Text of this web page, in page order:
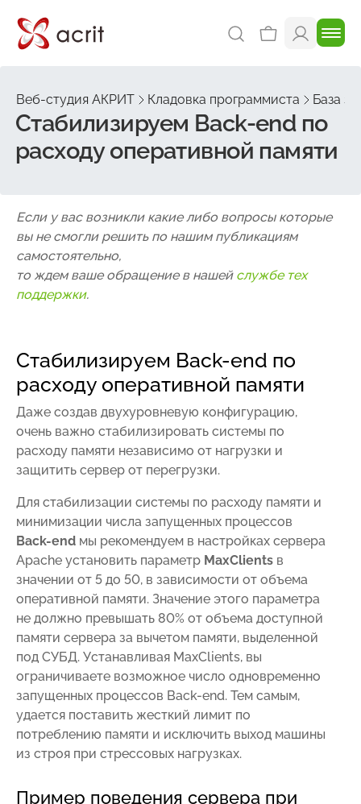
Веб-студия АКРИТ Кладовка программиста База
Стабилизируем Back-end по
расходу оперативной памяти
Если у вас возникли какие либо вопросы которые
вы не смогли решить по нашим публикациям
самостоятельно,
то ждем ваше обращение в нашей службе тех
поддержки.
Стабилизируем Back-end по
расходу оперативной памяти
Даже создав двухуровневую конфигурацию,
очень важно стабилизировать системы по
расходу памяти независимо от нагрузки и
защитить сервер от перегрузки.
Для стабилизации системы по расходу памяти и
минимизации числа запущенных процессов
Back-end мы рекомендуем в настройках сервера
Apache установить параметр MaxClients в
значении от 5 до 50, в зависимости от объема
оперативной памяти. Значение этого параметра
не должно превышать 80% от объема доступной
памяти сервера за вычетом памяти, выделенной
под СУБД. Устанавливая MaxClients, вы
ограничиваете возможное число одновременно
запущенных процессов Back-end. Тем самым,
удается поставить жесткий лимит по
потреблению памяти и исключить выход машины
из строя при стрессовых нагрузках.
Пример поведения сервера при